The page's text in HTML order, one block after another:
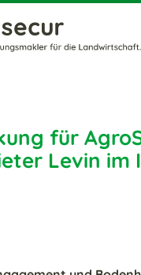
für
Levin im